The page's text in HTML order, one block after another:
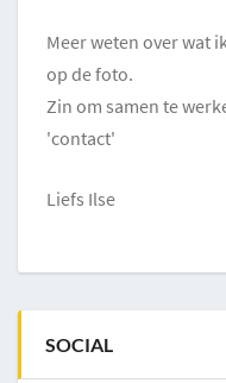
Meer weten over wat
op de foto.
Zin om samen te
'contact'
Liefs Ilse
SOCIAL